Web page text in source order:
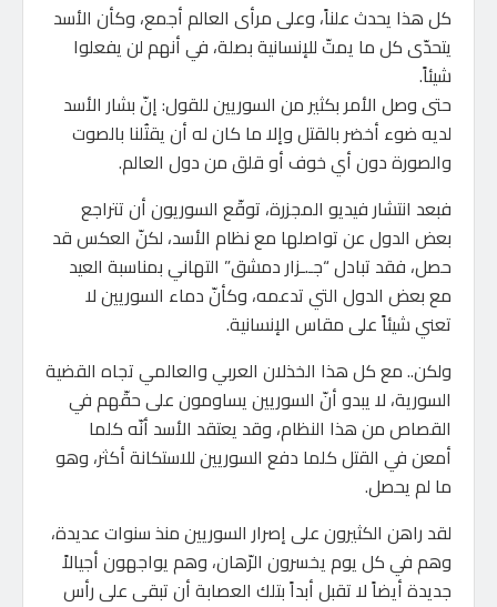
كل هذا يحدث علناً، وعلى مرأى العالم أجمع، وكأن الأسد
يتحدّى كل ما يمتّ للإنسانية بصلة، في أنهم لن يفعلوا
شيئاً.
حتى وصل الأمر بكثير من السوريين للقول: إنّ بشار الأسد
لديه ضوء أخضر بالقتل وإلا ما كان له أن يقتُلنا بالصوت
والصورة دون أي خوف أو قلق من دول العالم.
فبعد انتشار فيديو المجزرة، توقّع السوريون أن تتراجع
بعض الدول عن تواصلها مع نظام الأسد، لكنّ العكس قد
حصل، فقد تبادل “جـ.ـزار دمشق” التهاني بمناسبة العيد
مع بعض الدول التي تدعمه، وكأنّ دماء السوريين لا
تعني شيئاً على مقاس الإنسانية.
ولكن.. مع كل هذا الخذلان العربي والعالمي تجاه القضية
السورية، لا يبدو أنّ السوريين يساومون على حقّهم في
القصاص من هذا النظام، وقد يعتقد الأسد أنّه كلما
أمعن في القتل كلما دفع السوريين للاستكانة أكثر، وهو
ما لم يحصل.
لقد راهن الكثيرون على إصرار السوريين منذ سنوات عديدة،
وهم في كل يوم يخسرون الرّهان، وهم يواجهون أجيالاً
جديدة أيضاً لا تقبل أبداً بتلك العصابة أن تبقى على رأس